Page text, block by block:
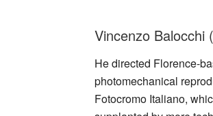
Vincenzo Balocchi
He directed Florence-
photomechanical
Fotocromo Italiano,